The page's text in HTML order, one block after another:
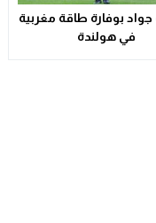
جواد بوفارة طاقة مغربية
في هولندة